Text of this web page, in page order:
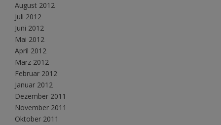
August 2012
Juli 2012
Juni 2012
Mai 2012
April 2012
März 2012
Februar 2012
Januar 2012
Dezember 2011
November 2011
Oktober 2011